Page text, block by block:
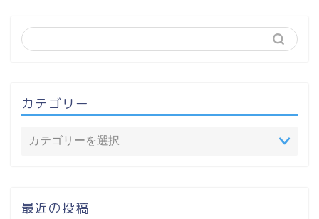
カテゴリー
最近の投稿